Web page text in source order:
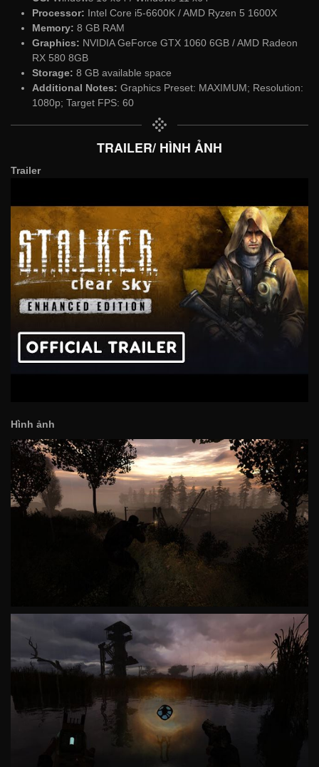
Processor: Intel Core i5-6600K / AMD Ryzen 5 1600X
Memory: 8 GB RAM
Graphics: NVIDIA GeForce GTX 1060 6GB / AMD Radeon
RX 580 8GB
Storage: 8 GB available space
Additional Notes: Graphics Preset: MAXIMUM; Resolution:
1080p; Target FPS: 60
TRAILER/ HÌNH ẢNH
Trailer
Hình ảnh